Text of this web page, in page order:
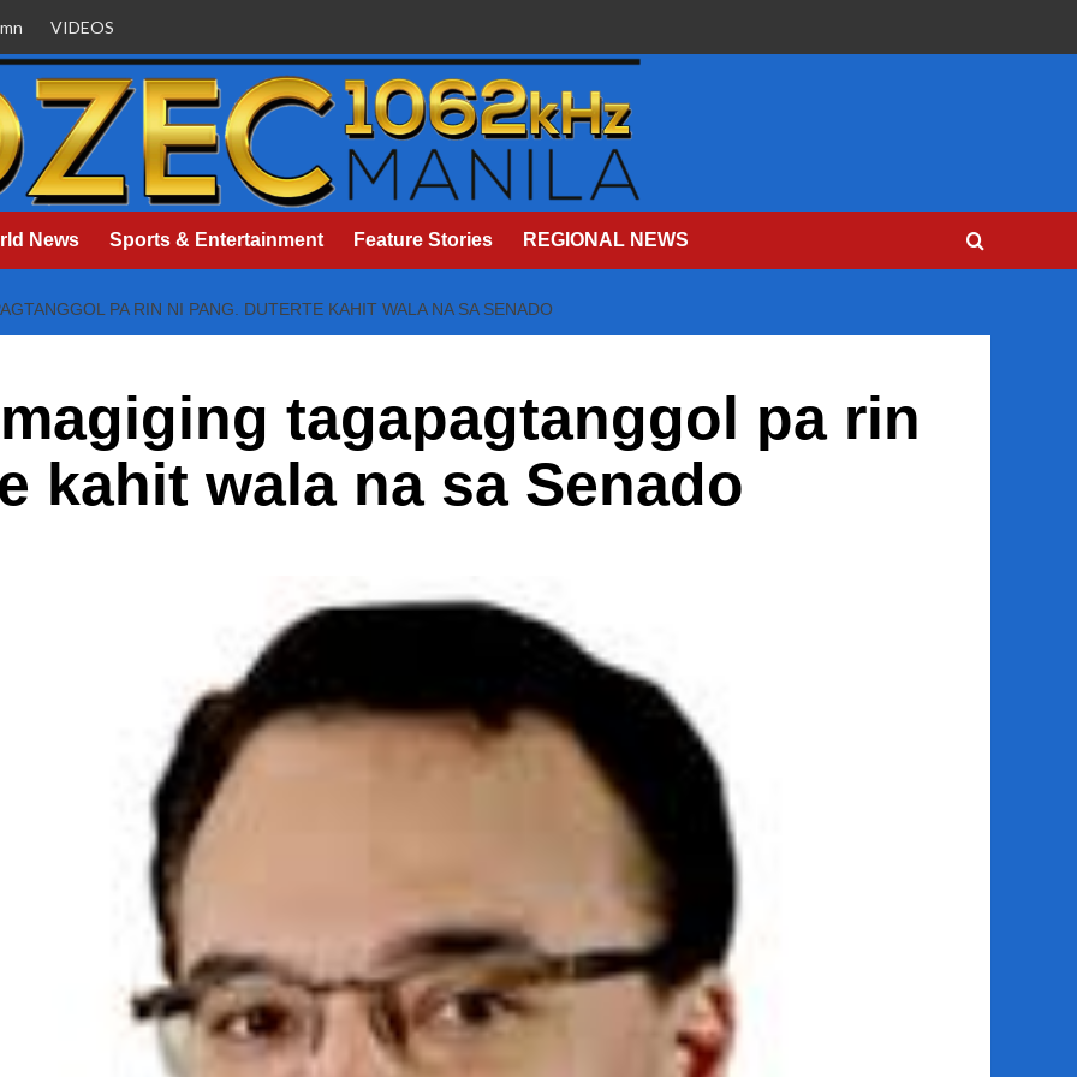
VIDEOS
News Sports & Entertainment Feature Stories REGIONAL NEWS
PA RIN NI PANG. DUTERTE KAHIT WALA NA SA SENADO
tagapagtanggol pa rin
kahit wala na sa Senado